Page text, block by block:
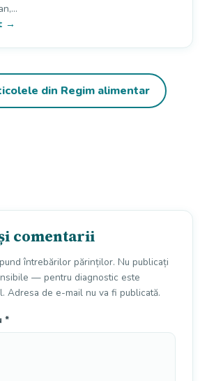
→
din Regim alimentar
comentarii
întrebărilor părinților. Nu publicați
— pentru diagnostic este
Adresa de e-mail nu va fi publicată.
*